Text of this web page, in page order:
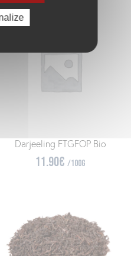
Darjeeling FTGFOP Bio
11.90€/100g